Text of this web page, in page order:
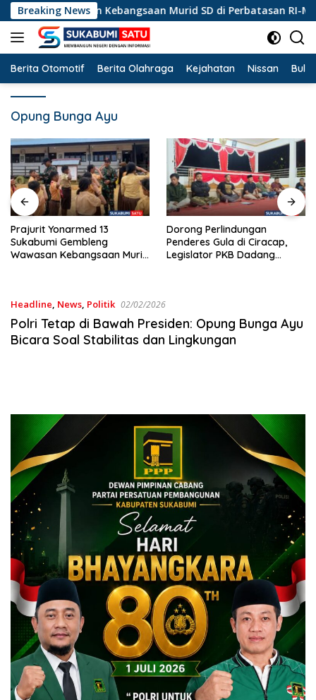
Langsung
ke
konten
Breaking News
Wawasan Kebangsaan Murid SD di Perbatasan RI-Malaysia
Berita Otomotif Berita Olahraga Kejahatan Nissan
Opung Bunga Ayu
Dorong Perlindungan
Penderes Gula di Ciracap,
Legislator PKB Dadang
Soal Batalnya Konser
Reggae di Ciracap,
DPRD Fraksi PKB Dukung
Headline, News, Politik 02/02/2026
Polri Tetap di Bawah Presiden: Opung Bunga Ayu
Bicara Soal Stabilitas dan Lingkungan